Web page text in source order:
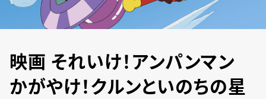
映画 それいけ！アンパンマン
かがやけ！クルンといのちの星